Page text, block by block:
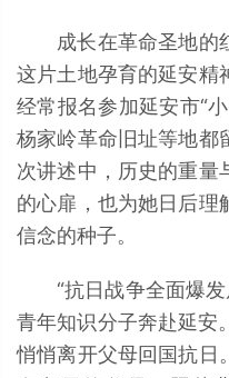
成长在革命圣地的
这片土地孕育的延安精
经常报名参加延安市“
杨家岭革命旧址等地都
次讲述中，历史的重量
的心扉，也为她日后理
信念的种子。
“抗日战争全面爆发
青年知识分子奔赴延安
悄悄离开父母回国抗日